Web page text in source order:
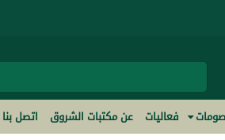
فعاليات عن مكتبات الشروق اتصل بنا